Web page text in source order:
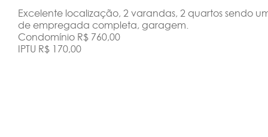
Excelente localização, 2 varandas, 2 quartos sendo
de empregada completa, garagem.
Condomínio R$ 760,00
IPTU R$ 170,00